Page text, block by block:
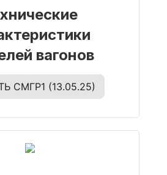
вагонов
СМГР1 (13.05.25)